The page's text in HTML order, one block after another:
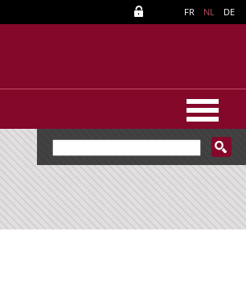
FR NL DE